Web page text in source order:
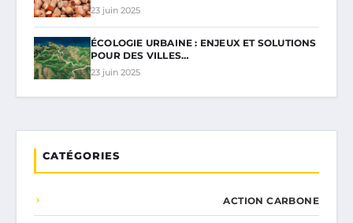
23 juin 2025
ÉCOLOGIE URBAINE : ENJEUX ET SOLUTIONS
POUR DES VILLES…
23 juin 2025
CATÉGORIES
ACTION CARBONE